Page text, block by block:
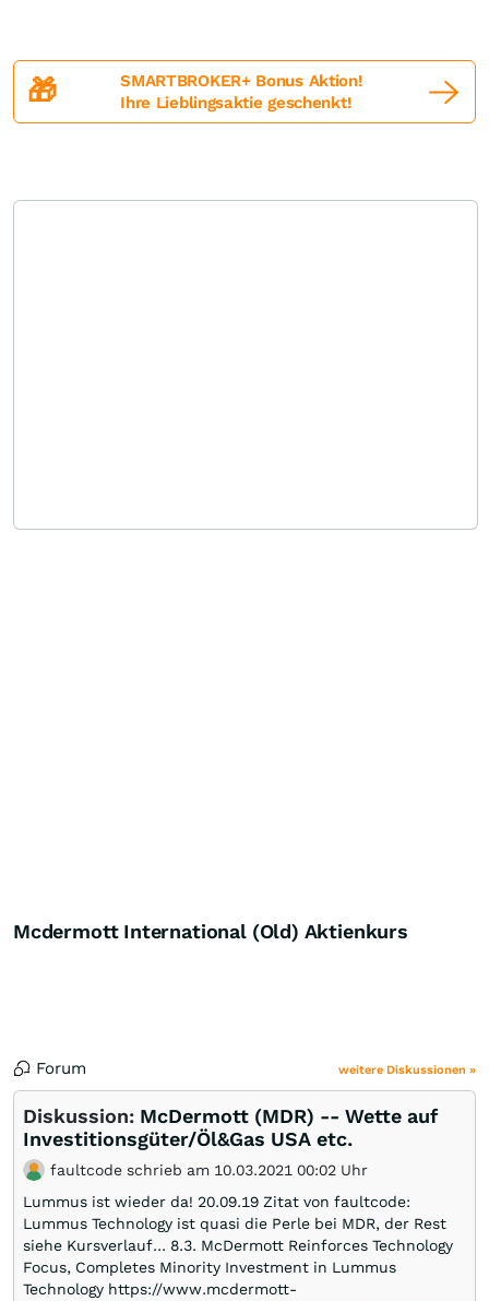
🎁
SMARTBROKER+ Bonus Aktion!
Ihre Lieblingsaktie geschenkt!
Mcdermott International (Old) Aktienkurs
Forum weitere Diskussionen »
Diskussion: McDermott (MDR) -- Wette auf
Investitionsgüter/Öl&Gas USA etc.
faultcode schrieb am 10.03.2021 00:02 Uhr
Lummus ist wieder da! 20.09.19 Zitat von faultcode:
Lummus Technology ist quasi die Perle bei MDR, der Rest
siehe Kursverlauf... 8.3. McDermott Reinforces Technology
Focus, Completes Minority Investment in Lummus
Technology https://www.mcdermott-